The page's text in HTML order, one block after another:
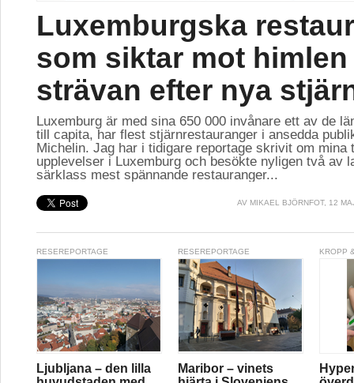
Luxemburgska
som siktar mot
strävan efter nya
Luxemburg är med sina 650 000 invånare ett av de
till capita, har flest stjärnrestauranger i ansedda
Michelin. Jag har i tidigare reportage skrivit om mina
upplevelser i Luxemburg och besökte nyligen två av
särklass mest spännande restauranger...
AV MIKAEL BJÖRNFOT, 12
RESEREPORTAGE
Ljubljana – den lilla
RESEREPORTAGE
Maribor – vinets
KROPP